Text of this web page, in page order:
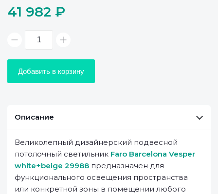
41 982 ₽
Добавить в корзину
Описание
Великолепный дизайнерский подвесной
потолочный светильник Faro Barcelona Vesper
white+beige 29988 предназначен для
функционального освещения пространства
или конкретной зоны в помещении любого